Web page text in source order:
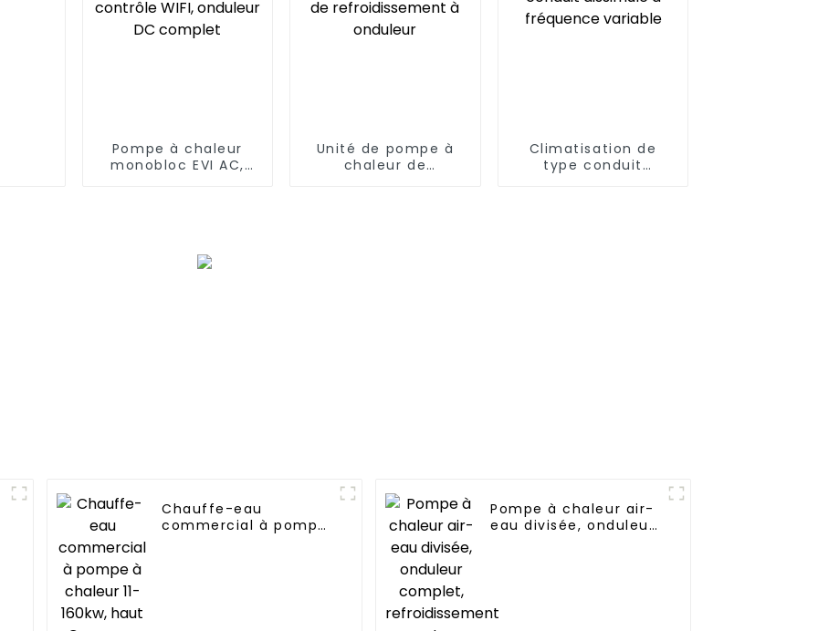
Pompe à chaleur
monobloc EVI AC,
Unité de pompe à
chaleur de
Climatisation de
type conduit
Chauffe-eau
commercial à pompe
Pompe à chaleur air-
eau divisée, onduleur